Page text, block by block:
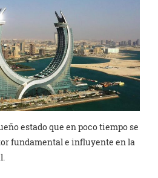
estado que en poco tiempo se
fundamental e influyente en la